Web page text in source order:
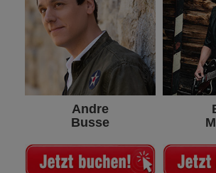
Andre
Busse